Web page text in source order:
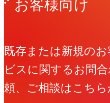
お客様向け
既存または新規の
ビスに関するお問
頼、ご相談はこちら